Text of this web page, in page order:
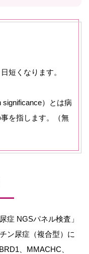
日短くなります。
）とは病
を指します。（無
症 NGSパネル検査」
ン尿症（複合型）に
、MMACHC、